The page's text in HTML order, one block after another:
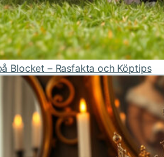
Blocket – Rasfakta och Köptips